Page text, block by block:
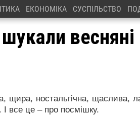
ЕКОНОМІКА СУСПІЛЬСТВО
весняні
щира, ностальгічна, щаслива,
І все це – про посмішку.